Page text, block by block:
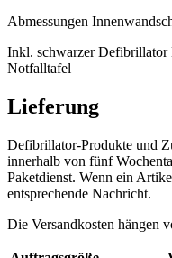
Abmessungen
Inkl. schwarzer
Notfalltafel
Lieferung
Defibrillator-Produkte und
innerhalb von fünf
Paketdienst. Wenn ein
entsprechende Nachricht.
Die Versandkosten hängen